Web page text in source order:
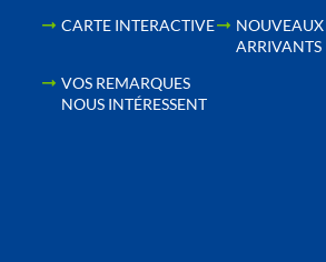
CARTE INTERACTIVE
NOUVEAUX
ARRIVANTS
VOS REMARQUES
NOUS INTÉRESSENT